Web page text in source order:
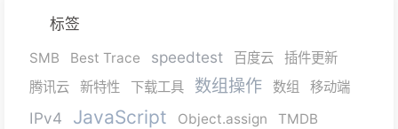
标签
SMB Best Trace speedtest 百度云
插件更新
腾讯云
新特性 下载工具 数组操作 数组 移动端
IPv4 JavaScript Object.assign
TMDB